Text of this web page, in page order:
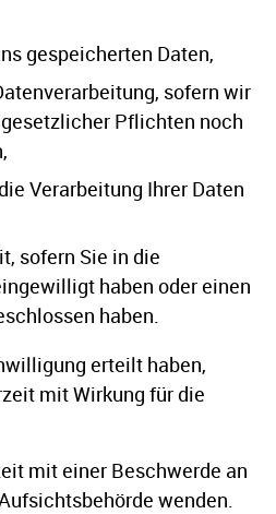
gespeicherten Daten,
sofern wir
Pflichten noch
Verarbeitung Ihrer Daten
sofern Sie in die
haben oder einen
haben.
erteilt haben,
mit Wirkung für die
mit einer Beschwerde an
wenden.